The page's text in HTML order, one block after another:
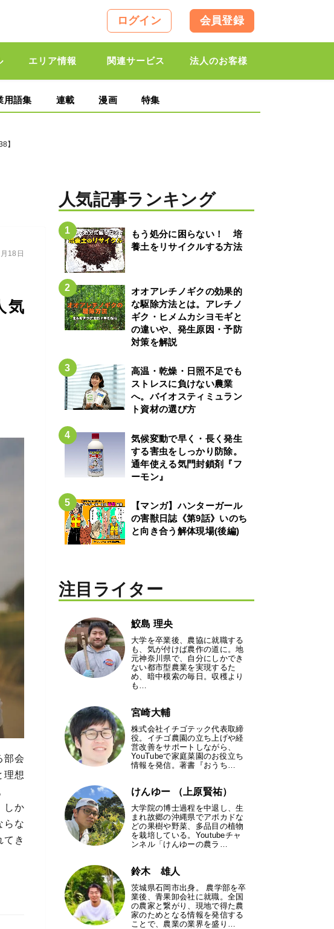
ログイン 会員登録
エリア情報 関連サービス 法人のお客様
用語集 連載 漫画 特集
】
気
18日
部会
理想
しか
らな
てき
人気記事ランキング
もう処分に困らない！ 培
養土をリサイクルする方法
オオアレチノギクの効果的
な駆除方法とは。アレチノ
ギク・ヒメムカシヨモギと
の違いや、発生原因・予防
対策を解説
高温・乾燥・日照不足でも
ストレスに負けない農業
へ。バイオスティミュラン
ト資材の選び方
気候変動で早く・長く発生
する害虫をしっかり防除。
通年使える気門封鎖剤『フ
ーモン』
【マンガ】ハンターガール
の害獣日誌《第9話》いのち
と向き合う解体現場(後編)
注目ライター
鮫島 理央
大学を卒業後、農協に就職する
も、気が付けば農作の道に。地
元神奈川県で、自分にしかでき
ない都市型農業を実現するた
め、暗中模索の毎日。収穫より
も…
宮崎大輔
株式会社イチゴテック代表取締
役。イチゴ農園の立ち上げや経
営改善をサポートしながら、
YouTubeで家庭菜園のお役立ち
情報を発信。著書『おうち…
けんゆー （上原賢祐）
大学院の博士過程を中退し、生
まれ故郷の沖縄県でアボカドな
どの果樹や野菜、多品目の植物
を栽培している。Youtubeチャ
ンネル「けんゆーの農ラ…
鈴木 雄人
茨城県石岡市出身。 農学部を卒
業後、青果卸会社に就職。全国
の農家と繋がり、現地で得た農
家のためとなる情報を発信する
ことで、農業の業界を盛り…